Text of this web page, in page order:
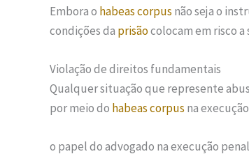
Embora o habeas corpus não seja o
condições da prisãocolocam em risco
Violação de direitos fundamentais
Qualquer situação que represente
por meio do habeas corpus na
o papel do advogado na execução penal